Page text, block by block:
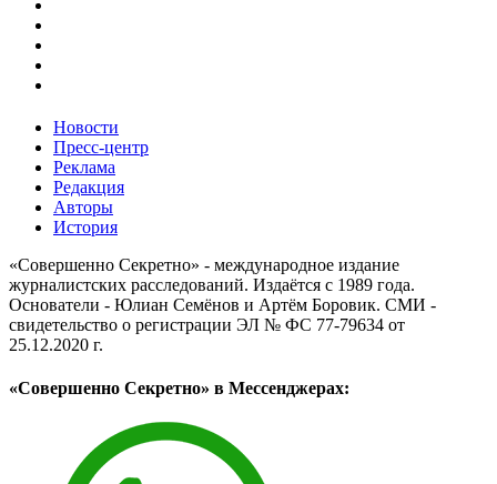
Новости
Пресс-центр
Реклама
Редакция
Авторы
История
«Совершенно Секретно» - международное издание
журналистских расследований. Издаётся с 1989 года.
Основатели - Юлиан Семёнов и Артём Боровик. CМИ -
свидетельство о регистрации ЭЛ № ФС 77-79634 от
25.12.2020 г.
«Совершенно Секретно» в Мессенджерах: